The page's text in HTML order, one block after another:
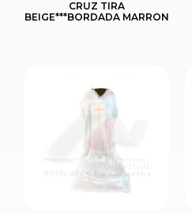
CRUZ TIRA
BEIGE***BORDADA MARRON